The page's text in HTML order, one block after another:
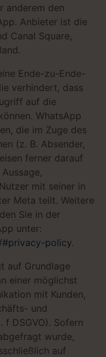
anderem den
Anbieter ist die
Canal Square,
Ende-zu-Ende-
verhindert, dass
auf die
WhatsApp
die im Zuge des
(z. B. Absender,
ferner darauf
mit seiner in
Meta teilt. Weitere
Sie in der
unter:
policy.
auf Grundlage
einer möglichst
mit Kunden,
und
DSGVO). Sofern
wurde,
auf